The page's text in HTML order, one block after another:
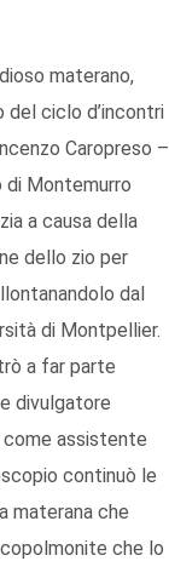
materano,
del ciclo d’incontri
Caropreso –
di Montemurro
a causa della
dello zio per
dal
di Montpellier.
a far parte
divulgatore
come assistente
continuò le
materana che
che lo